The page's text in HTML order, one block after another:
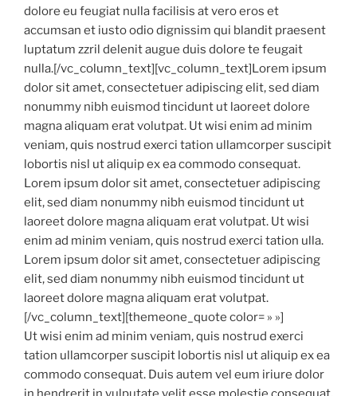
dolore eu feugiat nulla facilisis at vero eros et
accumsan et iusto odio dignissim qui blandit praesent
luptatum zzril delenit augue duis dolore te feugait
nulla.[/vc_column_text][vc_column_text]Lorem ipsum
dolor sit amet, consectetuer adipiscing elit, sed diam
nonummy nibh euismod tincidunt ut laoreet dolore
magna aliquam erat volutpat. Ut wisi enim ad minim
veniam, quis nostrud exerci tation ullamcorper suscipit
lobortis nisl ut aliquip ex ea commodo consequat.
Lorem ipsum dolor sit amet, consectetuer adipiscing
elit, sed diam nonummy nibh euismod tincidunt ut
laoreet dolore magna aliquam erat volutpat. Ut wisi
enim ad minim veniam, quis nostrud exerci tation ulla.
Lorem ipsum dolor sit amet, consectetuer adipiscing
elit, sed diam nonummy nibh euismod tincidunt ut
laoreet dolore magna aliquam erat volutpat.
[/vc_column_text][themeone_quote color= » »]
Ut wisi enim ad minim veniam, quis nostrud exerci
tation ullamcorper suscipit lobortis nisl ut aliquip ex ea
commodo consequat. Duis autem vel eum iriure dolor